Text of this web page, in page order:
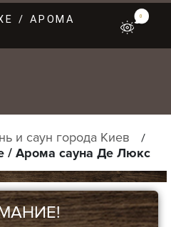
/ АРОМА
0
и саун города Киев
/ Арома сауна Де Люкс